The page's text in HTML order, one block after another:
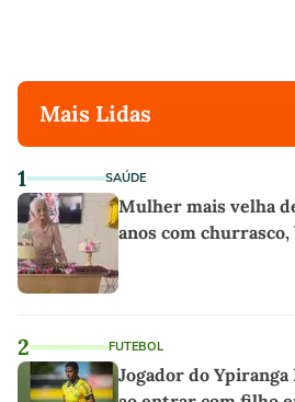
Mais Lidas
1 SAÚDE
Mulher mais velha
anos com
2 FUTEBOL
Jogador do Ypiranga